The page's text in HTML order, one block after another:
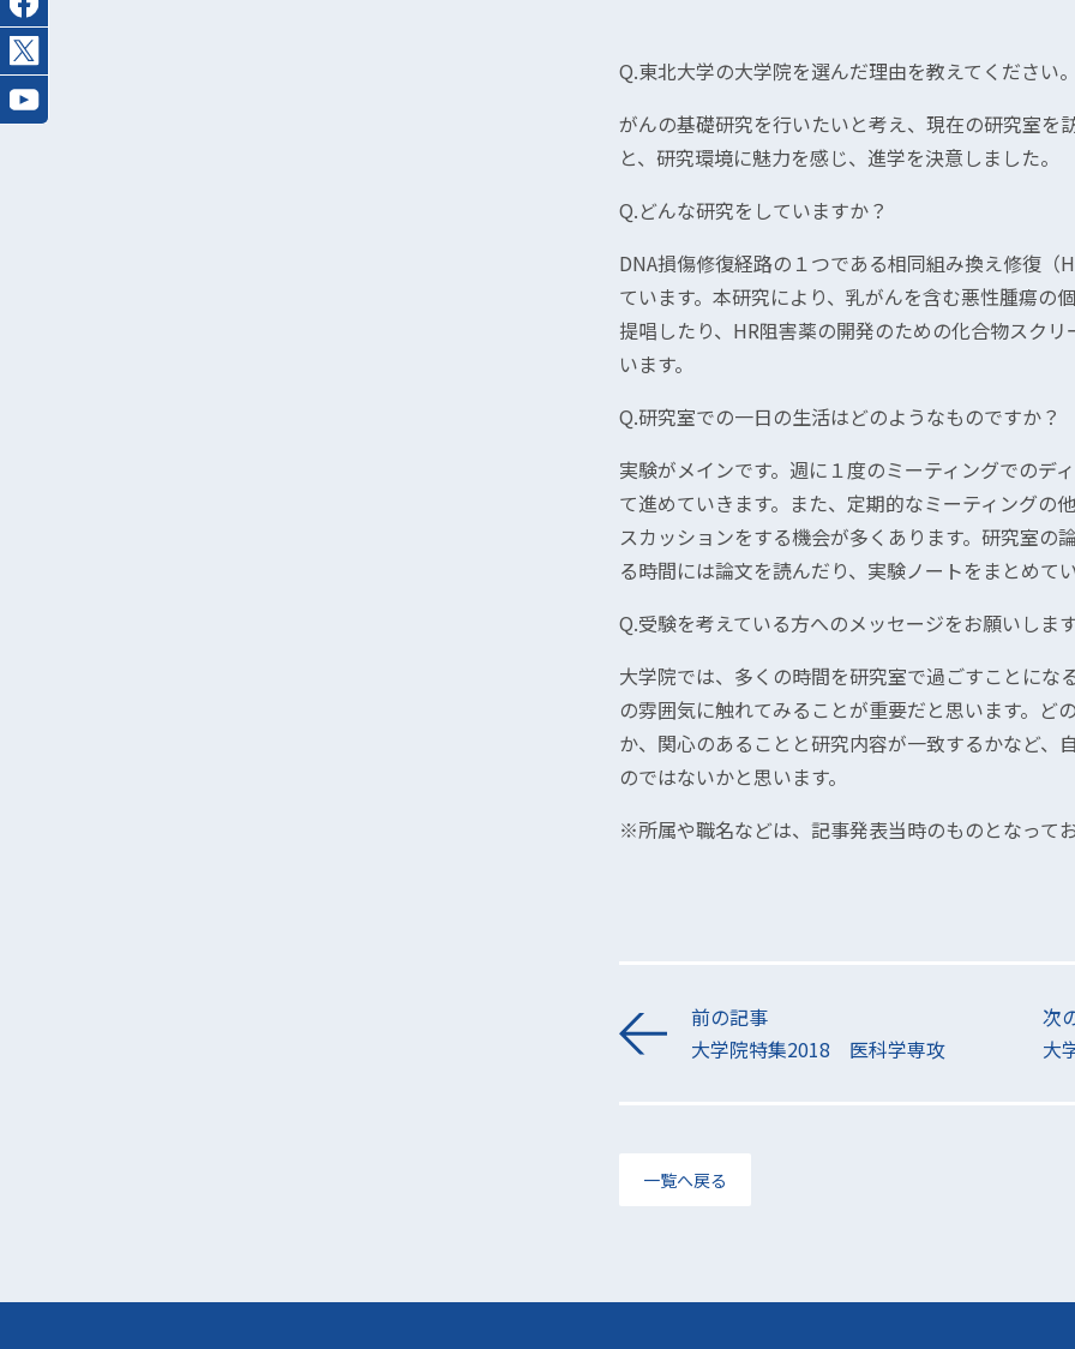
Q.東北大学の大学院を選んだ理由を教えてください
がんの基礎研究を行いたいと考え、現在の研究室を
と、研究環境に魅力を感じ、進学を決意しました。
Q.どんな研究をしていますか？
DNA損傷修復経路の１つである相同組み換え修復（
ています。本研究により、乳がんを含む悪性腫瘍の
提唱したり、HR阻害薬の開発のための化合物スク
います。
Q.研究室での一日の生活はどのようなものですか？
実験がメインです。週に１度のミーティングでのデ
て進めていきます。また、定期的なミーティングの
スカッションをする機会が多くあります。研究室の
る時間には論文を読んだり、実験ノートをまとめて
Q.受験を考えている方へのメッセージをお願いしま
大学院では、多くの時間を研究室で過ごすことにな
の雰囲気に触れてみることが重要だと思います。ど
か、関心のあることと研究内容が一致するかなど、
のではないかと思います。
※所属や職名などは、記事発表当時のものとなって
前の記事
大学院特集2018 医科学専攻
次
大
一覧へ戻る